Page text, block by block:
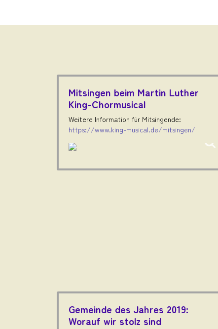
Mitsingen beim Martin Luther
King-Chormusical
Weitere Information für Mitsingende:
https://www.king-musical.de/mitsingen/
Gemeinde des Jahres 2019:
Worauf wir stolz sind